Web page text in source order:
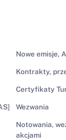
Nowe emisje,
Kontrakty,
Certyfikaty
Wezwania
Notowania,
akcjami